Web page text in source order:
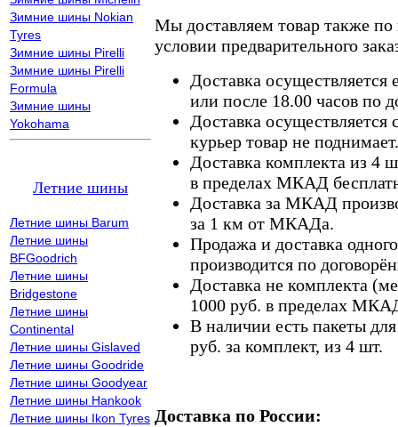
Зимние шины Nokian
Tyres
Зимние шины Pirelli
Зимние шины Pirelli
Formula
Зимние шины
Yokohama
Летние шины
Летние шины Barum
Летние шины
BFGoodrich
Летние шины
Bridgestone
Летние шины
Continental
Летние шины Gislaved
Летние шины Goodride
Летние шины Goodyear
Летние шины Hankook
Летние шины Ikon Tyres
Мы доставляем товар также
условии предварительного
Доставка осуществляется
или после 18.00 часов по
Доставка осуществляется
курьер товар не поднимает.
Доставка комплекта из 4
в пределах МКАД
Доставка за МКАД
за 1 км от МКАДа.
Продажа и доставка
производится по
Доставка не комплекта
1000 руб. в пределах
В наличии есть пакеты
руб. за комплект, из 4 шт.
Доставка по России: